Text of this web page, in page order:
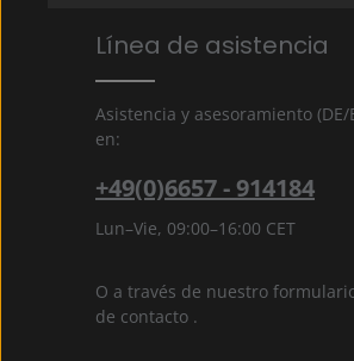
Al seleccionar continuar,
Los campos marcados con un
Línea de asistencia
Asistencia y asesoramiento (DE/
en:
+49(0)6657 - 914184
Lun–Vie, 09:00–16:00 CET
O a través de nuestro
de contacto .